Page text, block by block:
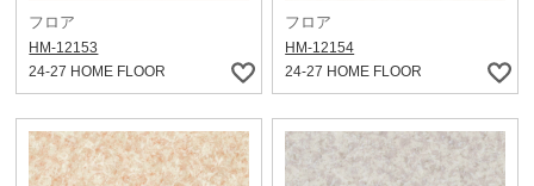
フロア
HM-12153
24-27 HOME FLOOR
フロア
HM-12154
24-27 HOME FLOOR